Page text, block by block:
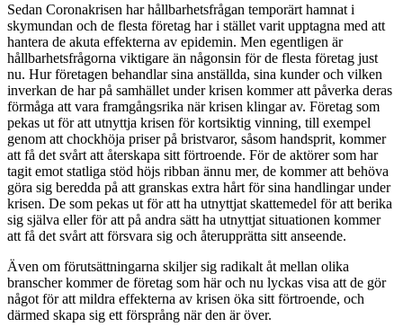
Sedan Coronakrisen har hållbarhetsfrågan temporärt hamnat i
skymundan och de flesta företag har i stället varit upptagna med att
hantera de akuta effekterna av epidemin. Men egentligen är
hållbarhetsfrågorna viktigare än någonsin för de flesta företag just
nu. Hur företagen behandlar sina anställda, sina kunder och vilken
inverkan de har på samhället under krisen kommer att påverka deras
förmåga att vara framgångsrika när krisen klingar av. Företag som
pekas ut för att utnyttja krisen för kortsiktig vinning, till exempel
genom att chockhöja priser på bristvaror, såsom handsprit, kommer
att få det svårt att återskapa sitt förtroende. För de aktörer som har
tagit emot statliga stöd höjs ribban ännu mer, de kommer att behöva
göra sig beredda på att granskas extra hårt för sina handlingar under
krisen. De som pekas ut för att ha utnyttjat skattemedel för att berika
sig själva eller för att på andra sätt ha utnyttjat situationen kommer
att få det svårt att försvara sig och återupprätta sitt anseende.
Även om förutsättningarna skiljer sig radikalt åt mellan olika
branscher kommer de företag som här och nu lyckas visa att de gör
något för att mildra effekterna av krisen öka sitt förtroende, och
därmed skapa sig ett försprång när den är över.